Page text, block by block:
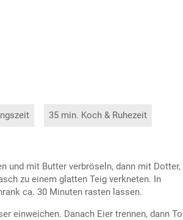
35 min. Koch & Ruhezeit
und mit Butter verbröseln, dann mit Dotter,
zu einem glatten Teig verkneten. In
ca. 30 Minuten rasten lassen.
einweichen. Danach Eier trennen, dann